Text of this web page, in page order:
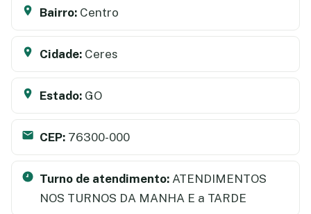
Bairro: Centro
Cidade: Ceres
Estado: GO
CEP: 76300-000
Turno de atendimento: ATENDIMENTOS
NOS TURNOS DA MANHA E a TARDE